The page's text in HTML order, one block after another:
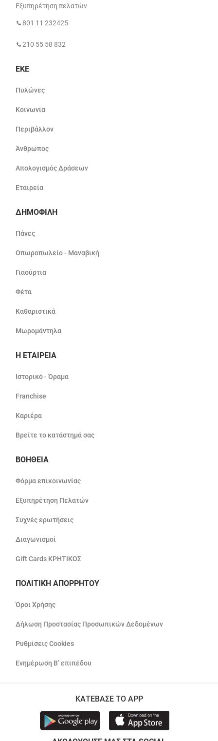
Εξυπηρέτηση πελατών
801 11 232425
210 55 58 832
ΕΚΕ
Πυλώνες
Κοινωνία
Περιβάλλον
Άνθρωπος
Απολογισμός Δράσεων
Εταιρεία
ΔΗΜΟΦΙΛΗ
Πάνες
Οπωροπωλείο - Μαναβική
Γιαούρτια
Φέτα
Καθαριστικά
Μωρομάντηλα
Η ΕΤΑΙΡΕΙΑ
Ιστορικό - Όραμα
Franchise
Καριέρα
Βρείτε το κατάστημά σας
ΒΟΗΘΕΙΑ
Φόρμα επικοινωνίας
Εξυπηρέτηση Πελατών
Συχνές ερωτήσεις
Διαγωνισμοί
Gift Cards ΚΡΗΤΙΚΟΣ
ΠΟΛΙΤΙΚΗ ΑΠΟΡΡΗΤΟΥ
Όροι Χρήσης
Δήλωση Προστασίας Προσωπικών Δεδομένων
Ρυθμίσεις Cookies
Ενημέρωση Β’ επιπέδου
ΚΑΤΕΒΑΣΕ ΤΟ APP